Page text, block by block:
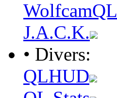
WolfcamQL
J.A.C.K.
• Divers:
QLHUD